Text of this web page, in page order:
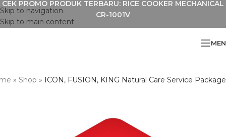
Skip to navigation
Skip to main content
CEK PROMO PRODUK TERBARU: RICE COOKER MECHANICAL
CR-1001V
» Shop » ICON, FUSION, KING Natural Care Service Package